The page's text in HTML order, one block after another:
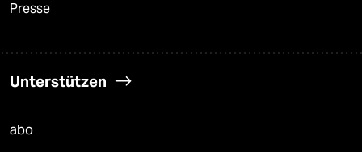
Presse
Unterstützen
abo